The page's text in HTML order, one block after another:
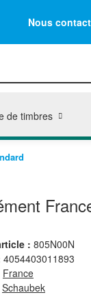
Nous
de timbres
: 805N00N
4054403011893
France
Schaubek